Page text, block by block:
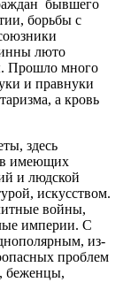
бывшего
борьбы с
люто
Прошло много
и правнуки
а кровь
здесь
имеющих
и людской
искусством.
войны,
империи. С
из-
проблем
беженцы,